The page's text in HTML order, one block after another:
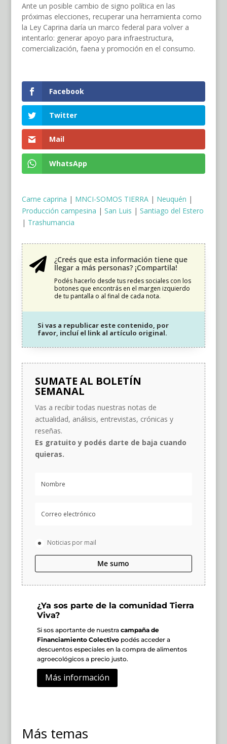
Ante un posible cambio de signo política en las
próximas elecciones, recuperar una herramienta como
la Ley Caprina daría un marco federal para volver a
intentarlo: generar apoyo para infraestructura,
comercialización, faena y promoción en el consumo.
Facebook
Twitter
Mail
WhatsApp
Carne caprina | MNCI-SOMOS TIERRA| Neuquén |
Producción campesina | San Luis | Santiago del Estero
| Trashumancia

¿Creés que esta información tiene que
llegar a más personas? ¡Compartila!
Podés hacerlo desde tus redes sociales con los
botones que encontrás en el margen izquierdo
de tu pantalla o al final de cada nota.
Si vas a republicar este contenido, por
favor, incluí el link al artículo original.
SUMATE AL BOLETÍN
SEMANAL
Vas a recibir todas nuestras notas de
actualidad, análisis, entrevistas, crónicas y
reseñas.
Es gratuito y podés darte de baja cuando
quieras.
Noticias por mail
Me sumo
¿Ya sos parte de la comunidad Tierra
Viva?
Si sos aportante de nuestra campaña de
Financiamiento Colectivopodés acceder a
descuentos especiales en la compra de alimentos
agroecológicos a precio justo.
Más información
Más temas